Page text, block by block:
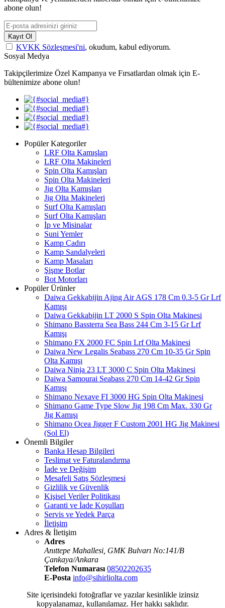
abone olun!
Kayıt Ol
KVKK Sözleşmesi'ni, okudum, kabul ediyorum.
Sosyal Medya
Takipçilerimize Özel Kampanya ve Fırsatlardan olmak için E-
bültenimize abone olun!
Popüler Kategoriler
LRF Olta Kamışları
LRF Olta Makineleri
Spin Olta Kamışları
Spin Olta Makineleri
Jig Olta Kamışları
Jig Olta Makineleri
Surf Olta Kamışları
Surf Olta Kamışları
İp ve Misinalar
Suni Yemler
Kamp Çadırı
Kamp Sandalyeleri
Kamp Masaları
Şişme Botlar
Bot Motorları
Popüler Ürünler
Daiwa Gekkabijin Ajing Air AGS 178 Cm 0.3-5 Gr Lrf
Kamışı
Daiwa Gekkabijin LT 2000 S Spin Olta Makinesi
Shimano Bassterra Sea Bass 244 Cm 3-15 Gr Lrf
Kamışı
Shimano FX 2000 FC Spin Lrf Olta Makinesi
Daiwa New Legalis Seabass 270 Cm 10-35 Gr Spin
Olta Kamışı
Daiwa Ninja 23 LT 3000 C Spin Olta Makinesi
Daiwa Samourai Seabass 270 Cm 14-42 Gr Spin
Kamışı
Shimano Nexave FI 3000 HG Spin Olta Makinesi
Shimano Game Type Slow Jig 198 Cm Max. 330 Gr
Jig Kamışı
Shimano Ocea Jigger F Custom 2001 HG Jig Makinesi
(Sol El)
Önemli Bilgiler
Banka Hesap Bilgileri
Teslimat ve Faturalandırma
İade ve Değişim
Mesafeli Satış Sözleşmesi
Gizlilik ve Güvenlik
Kişisel Veriler Politikası
Garanti ve İade Koşulları
Servis ve Yedek Parça
İletişim
Adres & İletişim
Adres
Anıttepe Mahallesi, GMK Bulvarı No:141/B
Çankaya/Ankara
Telefon Numarası 08502202635
E-Posta info@sihirliolta.com
Site içerisindeki fotoğraflar ve yazılar kesinlikle izinsiz
kopyalanamaz, kullanılamaz. Her hakkı saklıdır.